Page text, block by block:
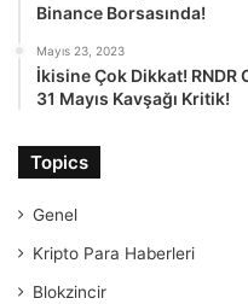
Binance Borsasında!
Mayıs 23, 2023
İkisine Çok Dikkat! RNDR
31 Mayıs Kavşağı Kritik!
Topics
Genel
Kripto Para Haberleri
Blokzincir